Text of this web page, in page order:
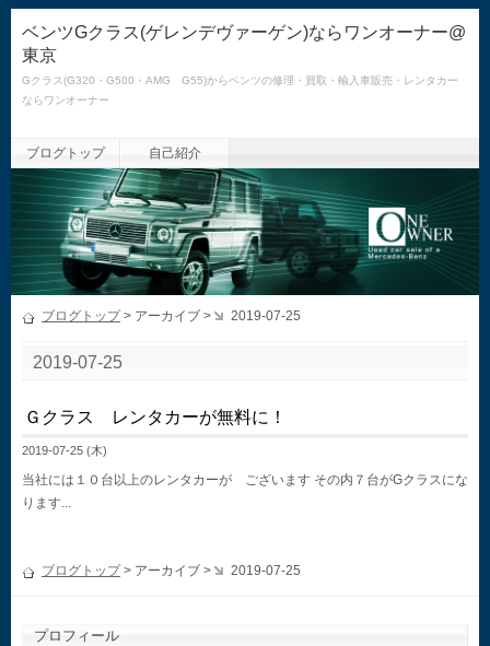
ベンツGクラス(ゲレンデヴァーゲン)ならワンオーナー@
東京
Gクラス(G320・G500・AMG G55)からベンツの修理・買取・輸入車販売・レンタカー
ならワンオーナー
ブログトップ 自己紹介
ブログトップ> アーカイブ > 2019-07-25
2019-07-25
Ｇクラス レンタカーが無料に！
2019-07-25 (木)
当社には１０台以上のレンタカーが ございます その内７台がGクラスにな
ります...
ブログトップ> アーカイブ > 2019-07-25
プロフィール